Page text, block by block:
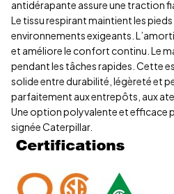
antidérapante assure une traction
Le tissu respirant maintient les pieds
environnements exigeants.
et améliore le confort continu. Le
pendant les tâches rapides. Cette
solide entre durabilité, légèreté et
parfaitement aux entrepôts, aux
Une option polyvalente et efficace
signéeCaterpillar.